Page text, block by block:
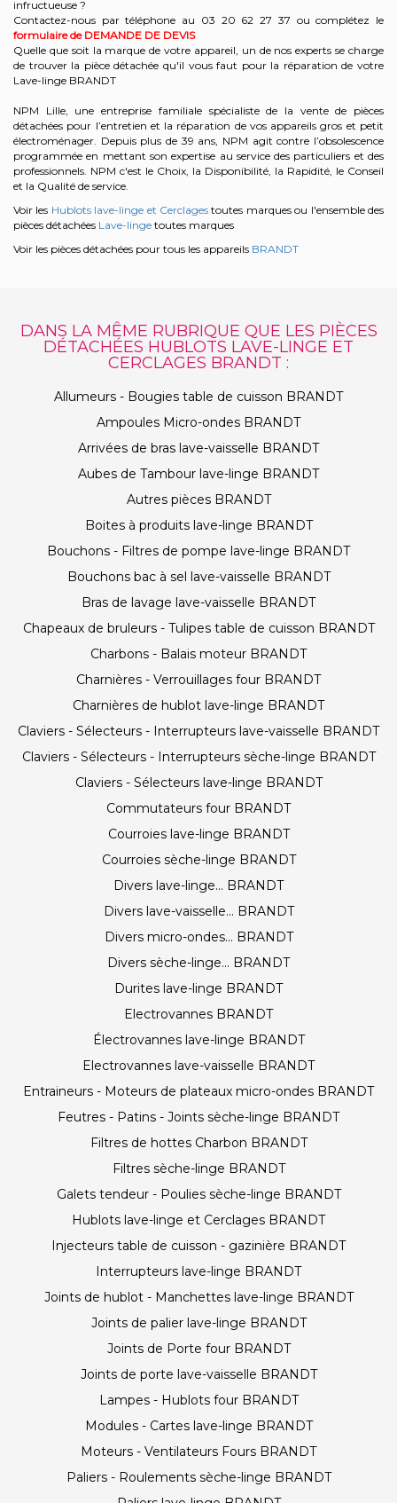
infructueuse ?
Contactez-nous par téléphone au 03 20 62 27 37 ou complétez le
formulaire de DEMANDE DE DEVIS
Quelle que soit la marque de votre appareil, un de nos experts se charge
de trouver la pièce détachée qu'il vous faut pour la réparation de votre
Lave-linge BRANDT
NPM Lille, une entreprise familiale spécialiste de la vente de pièces
détachées pour l’entretien et la réparation de vos appareils gros et petit
électroménager. Depuis plus de 39 ans, NPM agit contre l’obsolescence
programmée en mettant son expertise au service des particuliers et des
professionnels. NPM c'est le Choix, la Disponibilité, la Rapidité, le Conseil
et la Qualité de service.
Voir les Hublots lave-linge et Cerclages toutes marques ou l'ensemble des
pièces détachées Lave-linge toutes marques
Voir les pièces détachées pour tous les appareils BRANDT
DANS LA MÊME RUBRIQUE QUE LES PIÈCES
DÉTACHÉES HUBLOTS LAVE-LINGE ET
CERCLAGES BRANDT :
Allumeurs - Bougies table de cuisson BRANDT
Ampoules Micro-ondes BRANDT
Arrivées de bras lave-vaisselle BRANDT
Aubes de Tambour lave-linge BRANDT
Autres pièces BRANDT
Boites à produits lave-linge BRANDT
Bouchons - Filtres de pompe lave-linge BRANDT
Bouchons bac à sel lave-vaisselle BRANDT
Bras de lavage lave-vaisselle BRANDT
Chapeaux de bruleurs - Tulipes table de cuisson BRANDT
Charbons - Balais moteur BRANDT
Charnières - Verrouillages four BRANDT
Charnières de hublot lave-linge BRANDT
Claviers - Sélecteurs - Interrupteurs lave-vaisselle BRANDT
Claviers - Sélecteurs - Interrupteurs sèche-linge BRANDT
Claviers - Sélecteurs lave-linge BRANDT
Commutateurs four BRANDT
Courroies lave-linge BRANDT
Courroies sèche-linge BRANDT
Divers lave-linge... BRANDT
Divers lave-vaisselle... BRANDT
Divers micro-ondes... BRANDT
Divers sèche-linge... BRANDT
Durites lave-linge BRANDT
Electrovannes BRANDT
Électrovannes lave-linge BRANDT
Electrovannes lave-vaisselle BRANDT
Entraineurs - Moteurs de plateaux micro-ondes BRANDT
Feutres - Patins - Joints sèche-linge BRANDT
Filtres de hottes Charbon BRANDT
Filtres sèche-linge BRANDT
Galets tendeur - Poulies sèche-linge BRANDT
Hublots lave-linge et Cerclages BRANDT
Injecteurs table de cuisson - gazinière BRANDT
Interrupteurs lave-linge BRANDT
Joints de hublot - Manchettes lave-linge BRANDT
Joints de palier lave-linge BRANDT
Joints de Porte four BRANDT
Joints de porte lave-vaisselle BRANDT
Lampes - Hublots four BRANDT
Modules - Cartes lave-linge BRANDT
Moteurs - Ventilateurs Fours BRANDT
Paliers - Roulements sèche-linge BRANDT